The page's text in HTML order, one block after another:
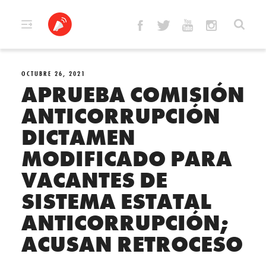
OCTUBRE 26, 2021
APRUEBA COMISIÓN
ANTICORRUPCIÓN
DICTAMEN
MODIFICADO PARA
VACANTES DE
SISTEMA ESTATAL
ANTICORRUPCIÓN;
ACUSAN RETROCESO